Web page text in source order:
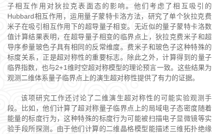
子相互作用对狄拉克表面态的影响。他们考虑了相互吸引的
Hubbard相互作用，运用量子蒙特卡洛方法，研究了单个狄拉克费
米子在吸引相互作用下的超导量子相变。无近似的量子蒙特卡洛数
值计算结果表明，在超导量子相变的临界点上，狄拉克费米子和超
导序参量玻色子具有相同的反常维度。费米子和玻色子这种特殊的
标度关系，正是超对称性的重要标志。除此之外，计算得到的量子
临界指数，也与2+1维时空超对称模型的理论预言一致。这些结果为
观测二维体系量子临界点上的演生超对称性提供了有力的证据。
该项研究工作还讨论了二维演生超对称性的可能实验观测手
段。比如，他们计算了超对称量子临界点上的局域电子态密度随着
能量的标度行为，这种特殊的标度行为可能被扫描电子显微镜等实
验手段所探测。由于他们计算的二维晶格模型能描述三维拓扑绝缘